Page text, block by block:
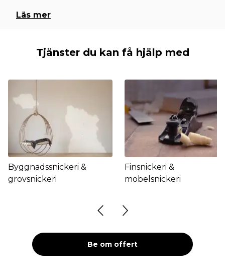
Läs mer
Tjänster du kan få hjälp med
Byggnadssnickeri &
grovsnickeri
Finsnickeri &
möbelsnickeri
Be om offert